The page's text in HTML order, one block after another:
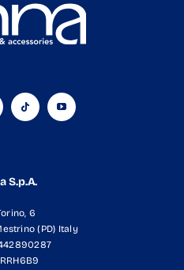
S.p.A.
6
(PD) Italy